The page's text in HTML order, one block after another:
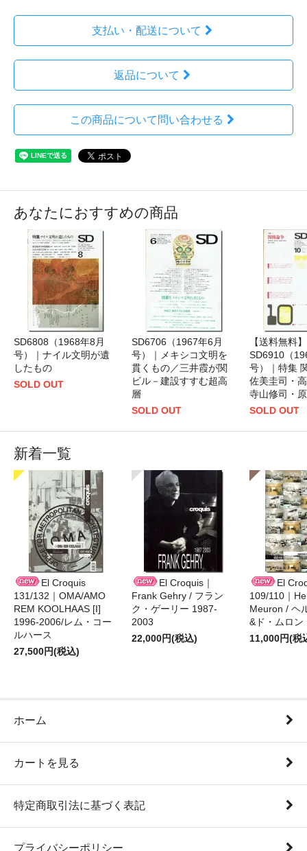
支払い・配送について
返品について
この商品について問い合わせる
あなたにおすすめの商品
SD6808（1968年8月
号）｜ナイル文明が遺
したもの
SOLD OUT
SD6706（1967年6月
号）｜メキシコ文明を
貫くもの／三井霞が関
ビル－建設すすむ超高
層
SOLD OUT
【送料無料】
SD6910（
号）｜特集
佐美圭司・
寺山修司・
SOLD OUT
新着一覧
El Croquis
131/132｜OMA/AMO
REM KOOLHAAS [I]
1996-2006/レム・コー
ルハース
27,500円(税込)
El Croquis｜
Frank Gehry / フラン
ク・ゲーリー 1987-
2003
22,000円(税込)
El
109/110｜
Meuron / ヘ
&ド・ムロ
11,000円(税
ホーム
カートを見る
特定商取引法に基づく表記
プライバシーポリシー